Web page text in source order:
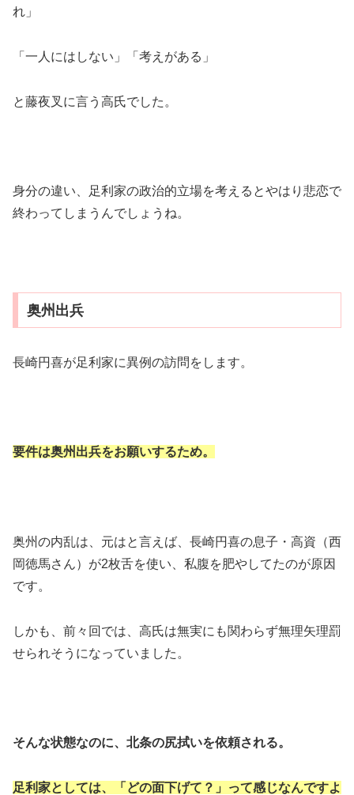
れ」
「一人にはしない」「考えがある」
と藤夜叉に言う高氏でした。
身分の違い、足利家の政治的立場を考えるとやはり悲恋で
終わってしまうんでしょうね。
奥州出兵
長崎円喜が足利家に異例の訪問をします。
要件は奥州出兵をお願いするため。
奥州の内乱は、元はと言えば、長崎円喜の息子・高資（西
岡徳馬さん）が2枚舌を使い、私腹を肥やしてたのが原因
です。
しかも、前々回では、高氏は無実にも関わらず無理矢理罰
せられそうになっていました。
そんな状態なのに、北条の尻拭いを依頼される。
足利家としては、「どの面下げて？」って感じなんですよ